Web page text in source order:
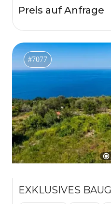
Preis auf Anfrage
#7077